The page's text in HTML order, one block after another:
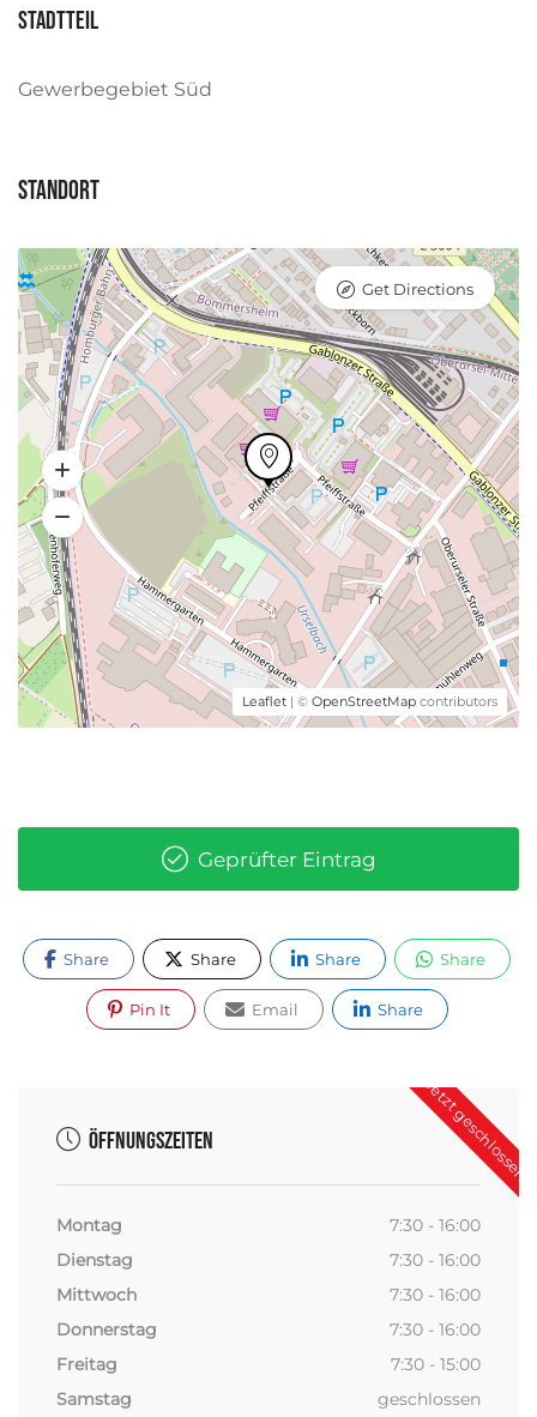
Stadtteil
Gewerbegebiet Süd
Standort
Leaflet | © OpenStreetMap contributors
Get Directions
Geprüfter Eintrag
Share Share Share Share
Pin It Email Share
Jetzt geschlossen
Öffnungszeiten
Montag
7:30 - 16:00
Dienstag
7:30 - 16:00
Mittwoch
7:30 - 16:00
Donnerstag
7:30 - 16:00
Freitag
7:30 - 15:00
Samstag
geschlossen